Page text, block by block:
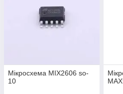
Мікросхема MIX2606 so-
10